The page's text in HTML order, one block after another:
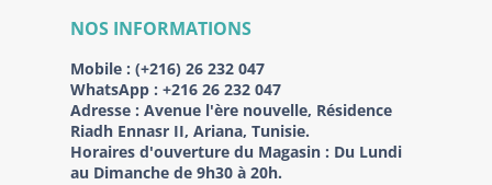
NOS INFORMATIONS
Mobile : (+216) 26 232 047
WhatsApp : +216 26 232 047
Adresse : Avenue l'ère nouvelle, Résidence
Riadh Ennasr II, Ariana, Tunisie.
Horaires d'ouverture du Magasin : Du Lundi
au Dimanche de 9h30 à 20h.